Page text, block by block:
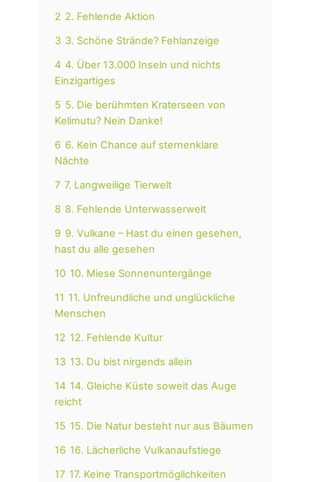
2 2. Fehlende Aktion
3 3. Schöne Strände? Fehlanzeige
4 4. Über 13.000 Inseln und nichts
Einzigartiges
5 5. Die berühmten Kraterseen von
Kelimutu? Nein Danke!
6 6. Kein Chance auf sternenklare
Nächte
7 7. Langweilige Tierwelt
8 8. Fehlende Unterwasserwelt
9 9. Vulkane – Hast du einen gesehen,
hast du alle gesehen
10 10. Miese Sonnenuntergänge
11 11. Unfreundliche und unglückliche
Menschen
12 12. Fehlende Kultur
13 13. Du bist nirgends allein
14 14. Gleiche Küste soweit das Auge
reicht
15 15. Die Natur besteht nur aus Bäumen
16 16. Lächerliche Vulkanaufstiege
17 17. Keine Transportmöglichkeiten